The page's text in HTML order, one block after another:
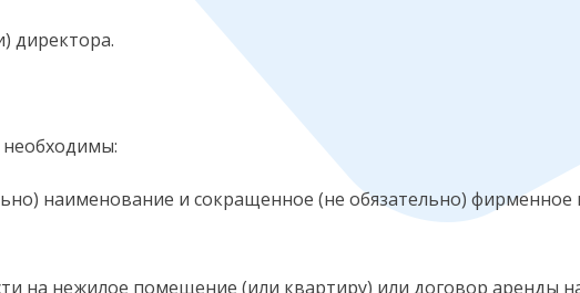
директора.
необходимы:
наименование и сокращенное (не обязательно)
на нежилое помещение (или квартиру) или договор аренды